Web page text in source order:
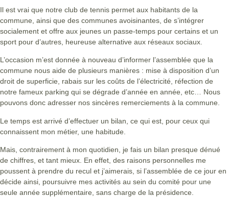
Il est vrai que notre club de tennis permet aux habitants de la
commune, ainsi que des communes avoisinantes, de s’intégrer
socialement et offre aux jeunes un passe-temps pour certains et un
sport pour d’autres, heureuse alternative aux réseaux sociaux.
L’occasion m’est donnée à nouveau d’informer l’assemblée que la
commune nous aide de plusieurs manières : mise à disposition d’un
droit de superficie, rabais sur les coûts de l’électricité, réfection de
notre fameux parking qui se dégrade d’année en année, etc… Nous
pouvons donc adresser nos sincères remerciements à la commune.
Le temps est arrivé d’effectuer un bilan, ce qui est, pour ceux qui
connaissent mon métier, une habitude.
Mais, contrairement à mon quotidien, je fais un bilan presque dénué
de chiffres, et tant mieux. En effet, des raisons personnelles me
poussent à prendre du recul et j’aimerais, si l’assemblée de ce jour en
décide ainsi, poursuivre mes activités au sein du comité pour une
seule année supplémentaire, sans charge de la présidence.